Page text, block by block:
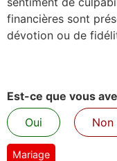
financières sont
dévotion ou de
Est-ce que vous
Oui
Non
Mariage